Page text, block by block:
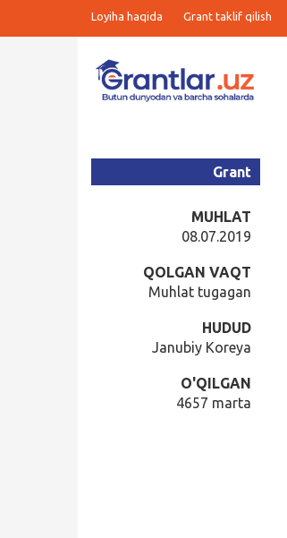
Loyiha haqida Grant taklif qilish
Grant
MUHLAT
08.07.2019
QOLGAN VAQT
Muhlat tugagan
HUDUD
Janubiy Koreya
O'QILGAN
4657 marta